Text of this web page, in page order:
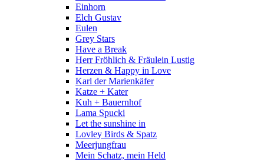
Einhorn
Elch Gustav
Eulen
Grey Stars
Have a Break
Herr Fröhlich & Fräulein Lustig
Herzen & Happy in Love
Karl der Marienkäfer
Katze + Kater
Kuh + Bauernhof
Lama Spucki
Let the sunshine in
Lovley Birds & Spatz
Meerjungfrau
Mein Schatz, mein Held